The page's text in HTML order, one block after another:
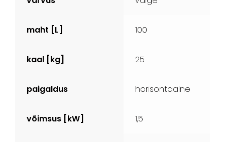
maht [L] 100
kaal [kg] 25
paigaldus horisontaalne
võimsus [kW] 1,5